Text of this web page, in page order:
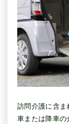
訪問介護に含ま
車または降車の